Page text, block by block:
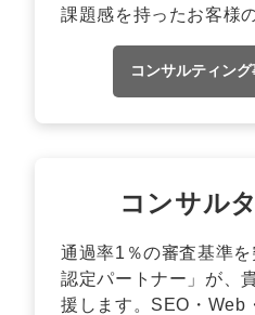
課題感を持ったお客様
コンサルティン
コンサル
通過率1％の審査基準
認定パートナー」が、
援します。SEO・Web